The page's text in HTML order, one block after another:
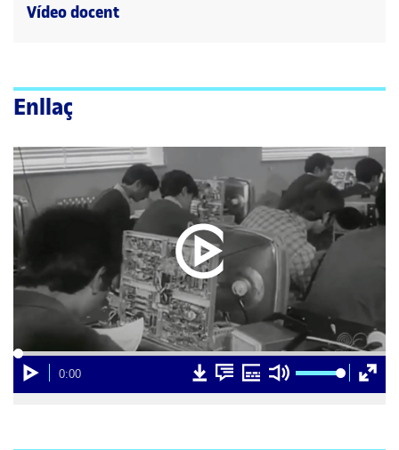
Vídeo docent
Enllaç
Reproducció
Current
0:00
Carregat:
0%
Progrés:
0%
00:00
00:00
Silencia
Subtítols
D
o
w
D
o
w